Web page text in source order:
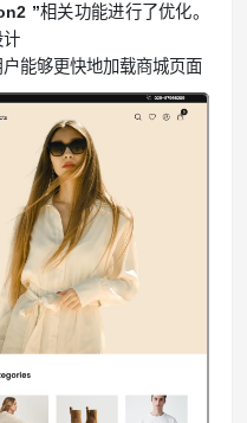
”相关功能进行了优化。
计
能够更快地加载商城页面